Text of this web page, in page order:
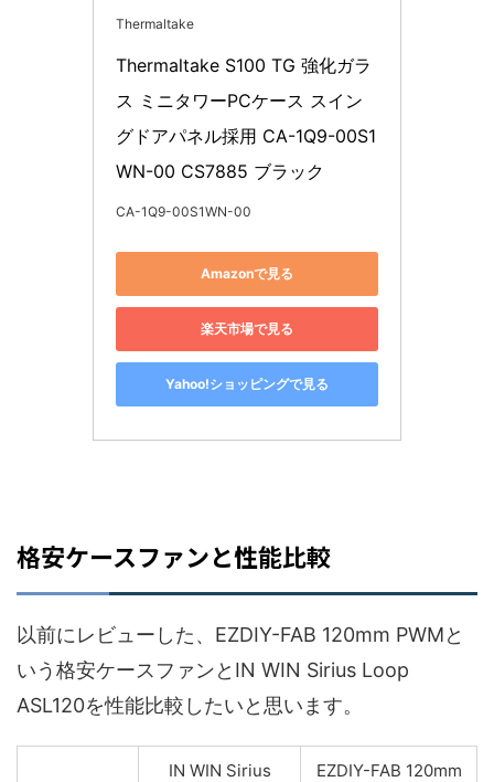
Thermaltake
Thermaltake S100 TG 強化ガラ
ス ミニタワーPCケース スイン
グドアパネル採用 CA-1Q9-00S1
WN-00 CS7885 ブラック
CA-1Q9-00S1WN-00
Amazonで見る
楽天市場で見る
Yahoo!ショッピングで見る
格安ケースファンと性能比較
以前にレビューした、EZDIY-FAB 120mm PWMと
いう格安ケースファンとIN WIN Sirius Loop
ASL120を性能比較したいと思います。
IN WIN Sirius
EZDIY-FAB 120mm